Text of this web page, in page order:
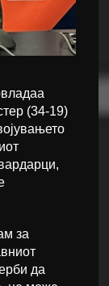
(34-19)
за
да